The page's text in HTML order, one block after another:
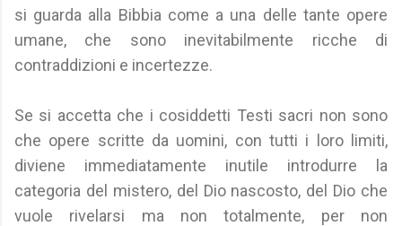
si guarda alla Bibbia come a una delle tante opere
umane, che sono inevitabilmente ricche di
contraddizioni e incertezze.
Se si accetta che i cosiddetti Testi sacri non sono
che opere scritte da uomini, con tutti i loro limiti,
diviene immediatamente inutile introdurre la
categoria del mistero, del Dio nascosto, del Dio che
vuole rivelarsi ma non totalmente, per non